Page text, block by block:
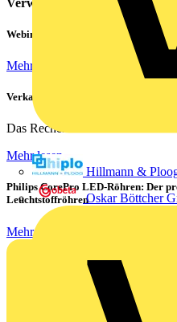
Hillmann &
Oskar Böttcher
Webinar: Not-Aus und Not-Halt in der
Mehr lesen
Verkabelung von Rechenzentren
Das Rechenzentrum ist das
Mehr lesen
Philips CorePro LED-Röhren: Der
Leuchtstoffröhren
Mehr lesen